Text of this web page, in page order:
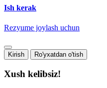
Ish kerak
Rezyume joylash uchun
Kirish Ro'yxatdan o'tish
Xush kelibsiz!